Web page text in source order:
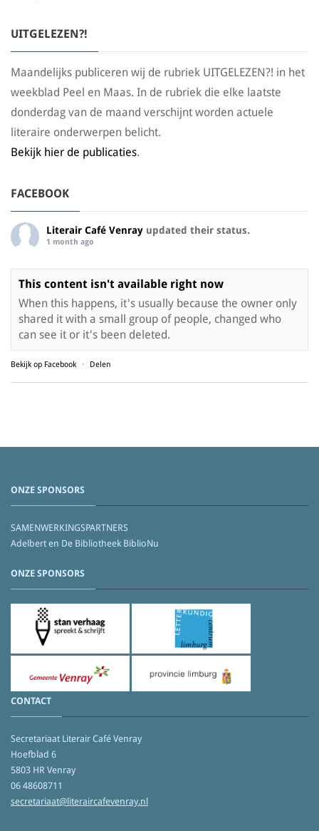
UITGELEZEN?!
Maandelijks publiceren wij de rubriek UITGELEZEN?! in het
weekblad Peel en Maas. In de rubriek die elke laatste
donderdag van de maand verschijnt worden actuele
literaire onderwerpen belicht.
Bekijk hier de publicaties.
FACEBOOK
Literair Café Venray updated their status.
1 month ago
This content isn't available right now
When this happens, it's usually because the owner only
shared it with a small group of people, changed who
can see it or it's been deleted.
Bekijk op Facebook · Delen
ONZE SPONSORS
SAMENWERKINGSPARTNERS
Adelbert en De Bibliotheek BiblioNu
ONZE SPONSORS
CONTACT
Secretariaat Literair Café Venray
Hoefblad 6
5803 HR Venray
06 48608711
secretariaat@literaircafevenray.nl